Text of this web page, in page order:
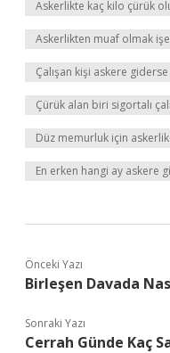
Askerlikte kaç kilo çürük
Askerlikten muaf olmak
Çalışan kişi askere
Çürük alan biri sigortalı
Düz memurluk için askerlik
En erken hangi ay askere
Önceki Yazı
Birleşen Davada
Sonraki Yazı
Cerrah Günde Kaç